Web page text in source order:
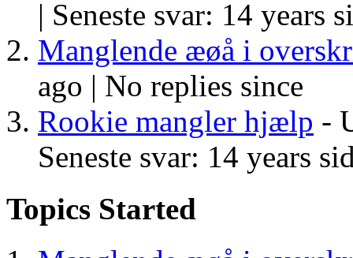
| Seneste svar: 14 years
Manglende æøå i
ago | No replies since
Rookie mangler hjælp -
Seneste svar: 14 years
Topics Started